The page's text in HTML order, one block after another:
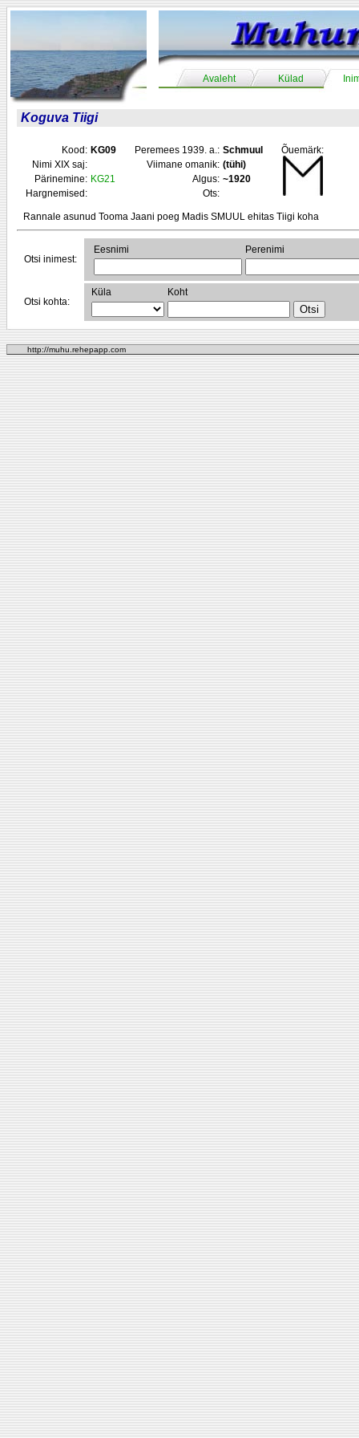
Avaleht Külad
Koguva Tiigi
Kood: KG09 Peremees 1939. a.: Schmuul
Õuemärk:
Nimi XIX saj:
Viimane omanik: (tühi)
Pärinemine: KG21 Algus: ~1920
Hargnemised:
Ots:
Rannale asunud Tooma Jaani poeg Madis SMUUL ehitas Tiigi koha
Otsi inimest:
Eesnimi Perenimi
Otsi kohta:
Küla Koht
http://muhu.rehepapp.com